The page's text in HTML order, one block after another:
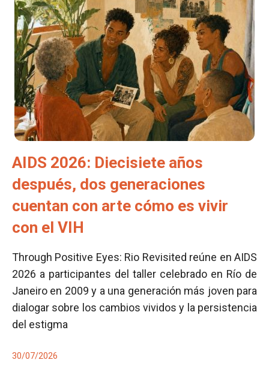
AIDS 2026: Diecisiete años
después, dos generaciones
cuentan con arte cómo es vivir
con el VIH
Through Positive Eyes: Rio Revisited reúne en AIDS
2026 a participantes del taller celebrado en Río de
Janeiro en 2009 y a una generación más joven para
dialogar sobre los cambios vividos y la persistencia
del estigma
30/07/2026